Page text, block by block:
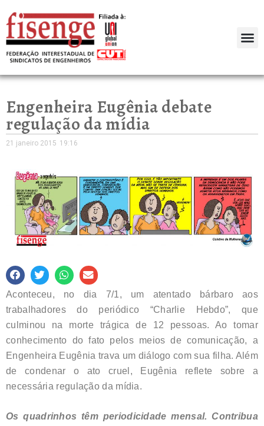
Engenheira Eugênia debate
regulação da mídia
21 janeiro 2015 19:16
Aconteceu, no dia 7/1, um atentado bárbaro aos
trabalhadores do periódico “Charlie Hebdo”, que
culminou na morte trágica de 12 pessoas. Ao tomar
conhecimento do fato pelos meios de comunicação, a
Engenheira Eugênia trava um diálogo com sua filha. Além
de condenar o ato cruel, Eugênia reflete sobre a
necessária regulação da mídia.
Os quadrinhos têm periodicidade mensal. Contribua